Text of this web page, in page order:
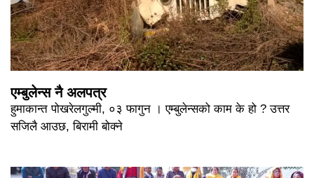
एम्बुलेन्स नै अलपत्र
हुमाकान्त पोखरेलगुल्मी, ०३ फागुन । एम्बुलेन्सको काम के हो ? उत्तर
सजिलै आउछ, बिरामी बोक्ने